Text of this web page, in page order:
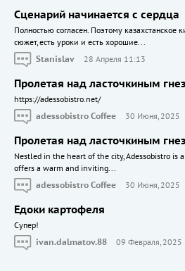
Сценарий начинается с сердца
Полностью согласен. Поэтому казахстанское
сюжет, есть уроки и есть хорошие...
Stanislav
28 Апреля 11:13
Пролетая над ласточкиным
https://adessobistro.net/
adessobistro Coffee
30 Июня, 2025
Пролетая над ласточкиным
Nestled in the heart of the city, Adessobistro is
offers a warm and inviting...
adessobistro Coffee
30 Июня, 2025
Едоки картофеля
Cупер!
ivan.dalmatov.88
09 Февраля, 2025